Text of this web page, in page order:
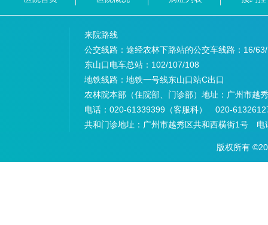
来院路线
公交线路：途经农林下路站的公交车线路： 16/
东山口电车总站： 102/107/108
地铁线路： 地铁一号线东山口站C出口
农林院本部（住院部、门诊部）地址： 广州市越
电话： 020-61339399（客服科） 020-
共和门诊地址： 广州市越秀区共和西横街1号 电
版权所有